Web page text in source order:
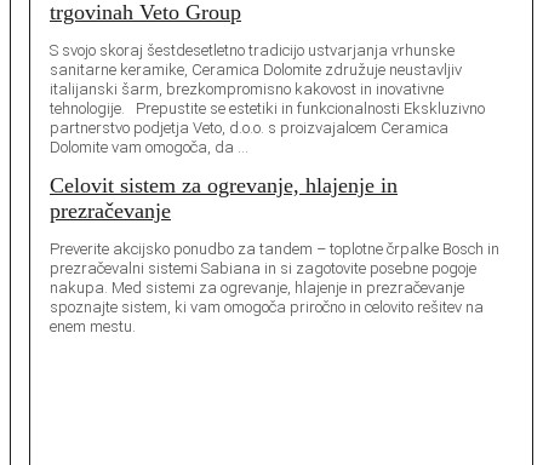
trgovinah Veto Group
S svojo skoraj šestdesetletno tradicijo ustvarjanja vrhunske
sanitarne keramike, Ceramica Dolomite združuje neustavljiv
italijanski šarm, brezkompromisno kakovost in inovativne
tehnologije. Prepustite se estetiki in funkcionalnosti Ekskluzivno
partnerstvo podjetja Veto, d.o.o. s proizvajalcem Ceramica
Dolomite vam omogoča, da …
Celovit sistem za ogrevanje, hlajenje in
prezračevanje
Preverite akcijsko ponudbo za tandem – toplotne črpalke Bosch in
prezračevalni sistemi Sabiana in si zagotovite posebne pogoje
nakupa. Med sistemi za ogrevanje, hlajenje in prezračevanje
spoznajte sistem, ki vam omogoča priročno in celovito rešitev na
enem mestu.